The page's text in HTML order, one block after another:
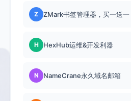
Z ZMark书签管理器，买一送一
H HexHub运维&开发利器
N NameCrane永久域名邮箱